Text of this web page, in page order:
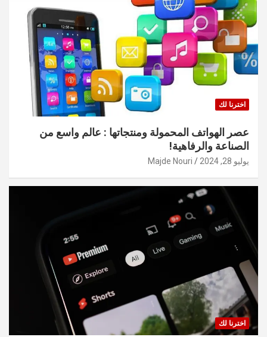
اخترنا لك
عصر الهواتف المحمولة ومنتجاتها : عالم واسع من
الصناعة والرفاهية!
يوليو 28, 2024 Majde Nouri
اخترنا لك